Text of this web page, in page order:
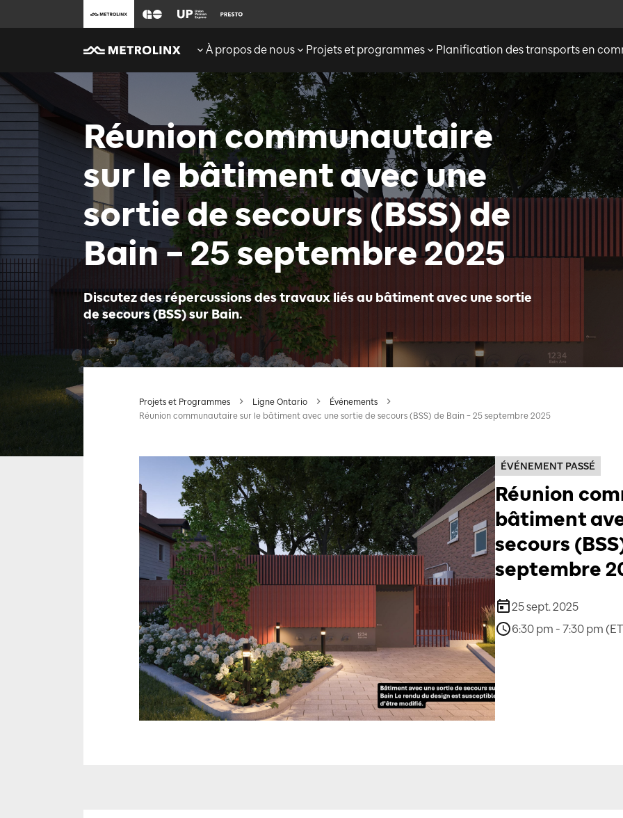
À propos de nous Projets et programmes Planification des transports en
Réunion communautaire
sur le bâtiment avec une
sortie de secours (BSS) de
Bain – 25 septembre 2025
Discutez des répercussions des travaux liés au bâtiment avec une sortie
de secours (BSS) sur Bain.
Projets et Programmes Ligne Ontario
Événements
Réunion communautaire sur le bâtiment avec une sortie de secours (BSS) de Bain – 25 septembre 2025
ÉVÉNEMENT PASSÉ
Réunion
bâtiment
secours
septembre
25 sept. 2025
6:30 pm - 7:30 pm